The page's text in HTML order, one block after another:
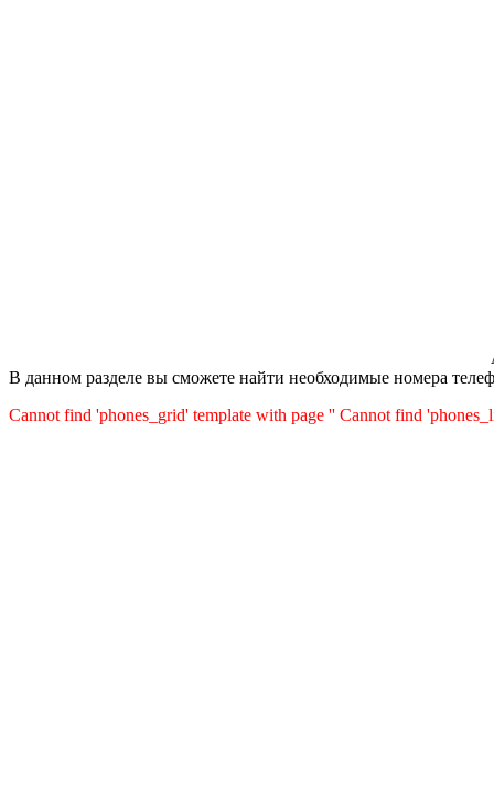
В данном разделе вы сможете найти необходимые номера
Cannot find 'phones_grid' template with page '' Cannot find